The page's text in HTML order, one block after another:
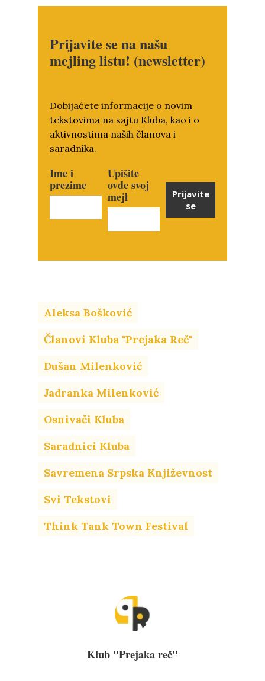
Prijavite se na našu
mejling listu! (newsletter)
Dobijaćete informacije o novim
tekstovima na sajtu Kluba, kao i o
aktivnostima naših članova i
saradnika.
Ime i
prezime
Upišite
ovde svoj
mejl
Prijavite
se
Aleksa Bošković
Članovi Kluba "Prejaka Reč"
Dušan Milenković
Jadranka Milenković
Osnivači Kluba
Saradnici Kluba
Savremena Srpska Književnost
Svi Tekstovi
Think Tank Town Festival
Klub "Prejaka reč"